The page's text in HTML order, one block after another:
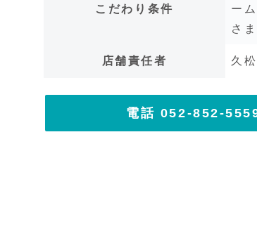
こだわり条件
ー
さ
店舗責任者 久
電話 052-852-